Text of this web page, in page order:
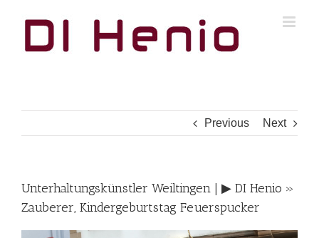
Previous Next
Unterhaltungskünstler Weiltingen | ▶︎ DI Henio »
Zauberer, Kindergeburtstag Feuerspucker